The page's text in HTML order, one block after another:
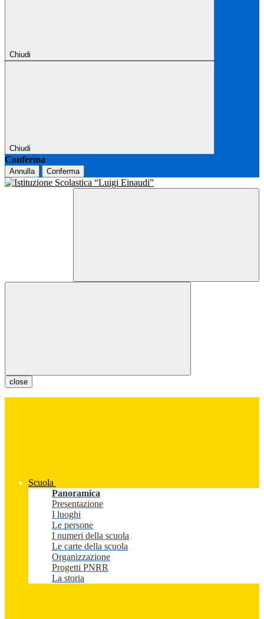
Chiudi
Chiudi
Conferma
Annulla Conferma
close
Scuola
Panoramica
Presentazione
I luoghi
Le persone
I numeri della scuola
Le carte della scuola
Organizzazione
Progetti PNRR
La storia